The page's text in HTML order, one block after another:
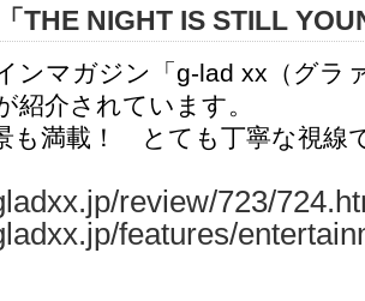
THE NIGHT IS STILL
ンマガジン「g-lad xx（グラ
紹介されています。
も満載！ とても丁寧な視線
review/723/
features/